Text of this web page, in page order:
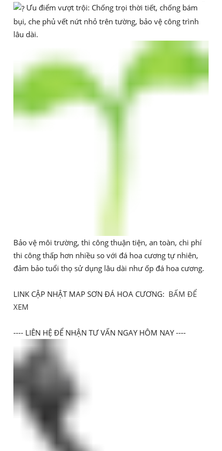
Ưu điểm vượt trội: Chống trọi thời tiết, chống bám
bụi, che phủ vết nứt nhỏ trên tường, bảo vệ công trình
lâu dài.
Bảo vệ môi trường, thi công thuận tiện, an toàn, chi phí
thi công thấp hơn nhiều so với đá hoa cương tự nhiên,
đảm bảo tuổi thọ sử dụng lâu dài như ốp đá hoa cương.
LINK CẬP NHẬT MAP SƠN ĐÁ HOA CƯƠNG: BẤM ĐỂ
XEM
---- LIÊN HỆ ĐỂ NHẬN TƯ VẤN NGAY HÔM NAY ----